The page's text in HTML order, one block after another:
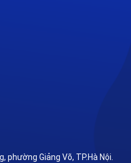
phường Giảng Võ, TP.Hà Nội.